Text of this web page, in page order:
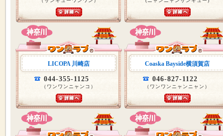
LICOPA 川崎店
044-355-1125
（ワンワンニャンコ）
Coaska Bayside横須賀店
046-827-1122
（ワンワンニャンニャン）